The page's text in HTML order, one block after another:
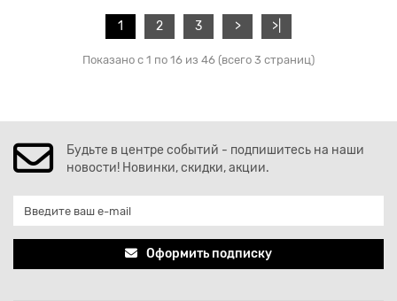
1 2 3 > >|
Показано с 1 по 16 из 46 (всего 3 страниц)
Будьте в центре событий - подпишитесь на наши
новости! Новинки, скидки, акции.
Оформить подписку